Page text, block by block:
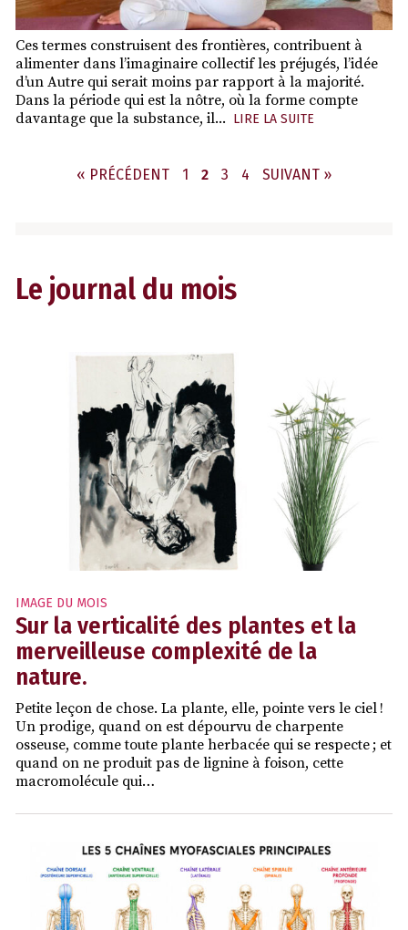
Ces termes construisent des frontières, contribuent à
alimenter dans l’imaginaire collectif les préjugés, l’idée
d’un Autre qui serait moins par rapport à la majorité.
Dans la période qui est la nôtre, où la forme compte
davantage que la substance, il... LIRE LA SUITE
« PRÉCÉDENT PAGE
1 PAGE
2 PAGE
3 PAGE
4 SUIVANT »
Le journal du mois
IMAGE DU MOIS
Sur la verticalité des plantes et la
merveilleuse complexité de la
nature.
Petite leçon de chose. La plante, elle, pointe vers le ciel !
Un prodige, quand on est dépourvu de charpente
osseuse, comme toute plante herbacée qui se respecte ; et
quand on ne produit pas de lignine à foison, cette
macromolécule qui…